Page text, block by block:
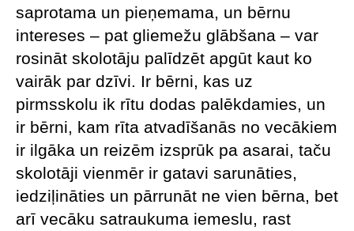
saprotama un pieņemama, un bērnu
intereses – pat gliemežu glābšana – var
rosināt skolotāju palīdzēt apgūt kaut ko
vairāk par dzīvi. Ir bērni, kas uz
pirmsskolu ik rītu dodas palēkdamies, un
ir bērni, kam rīta atvadīšanās no vecākiem
ir ilgāka un reizēm izsprūk pa asarai, taču
skolotāji vienmēr ir gatavi sarunāties,
iedziļināties un pārrunāt ne vien bērna, bet
arī vecāku satraukuma iemeslu, rast